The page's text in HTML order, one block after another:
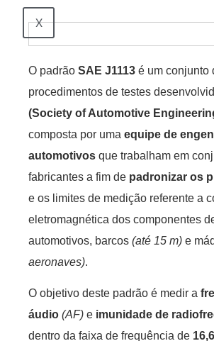
X
O padrão SAE J1113 é um conjunto
procedimentos de testes
(Society of Automotive
composta por uma equipe de
automotivos que trabalham em
fabricantes a fim de padronizar os
e os limites de medição referente a
eletromagnética dos componentes
automotivos, barcos (até 15 m) e
aeronaves).
O objetivo deste padrão é medir a
áudio (AF) e imunidade de
dentro da faixa de frequência de